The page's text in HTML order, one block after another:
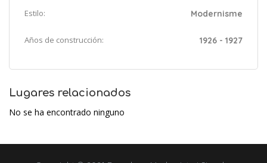
Estilo: Modernisme
Años de construcción: 1926 - 1927
Lugares relacionados
No se ha encontrado ninguno